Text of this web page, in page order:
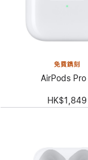
免費鐫刻
AirPods Pro
HK$1,849